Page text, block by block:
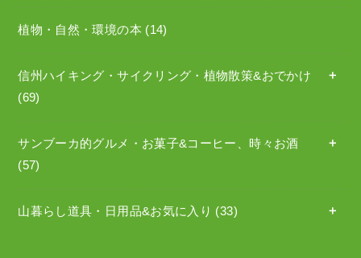
植物・自然・環境の本 (14)
信州ハイキング・サイクリング・植物散策&おでかけ
(69)
サンブーカ的グルメ・お菓子&コーヒー、時々お酒
(57)
山暮らし道具・日用品&お気に入り (33)